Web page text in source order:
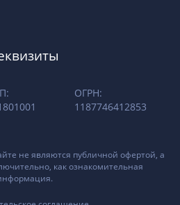
ОГРН:
1187746412853
не являются публичной офертой, а
как ознакомительная